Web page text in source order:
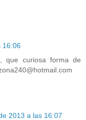
16:06
que curiosa forma de
2013 a las 16:07